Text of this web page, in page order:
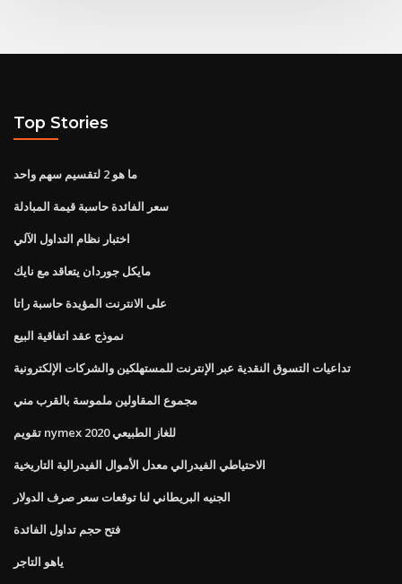
Top Stories
ما هو 2 لتقسيم سهم واحد
سعر الفائدة حاسبة قيمة المبادلة
اختبار نظام التداول الآلي
مايكل جوردان يتعاقد مع نايك
على الانترنت المؤيدة حاسبة راتا
نموذج عقد اتفاقية البيع
تداعيات التسوق النقدية عبر الإنترنت للمستهلكين والشركات الإلكترونية
مجموع المقاولين ملموسة بالقرب مني
تقويم nymex للغاز الطبيعي 2020
الاحتياطي الفيدرالي معدل الأموال الفيدرالية التاريخية
الجنيه البريطاني لنا توقعات سعر صرف الدولار
فتح حجم تداول الفائدة
ياهو التاجر